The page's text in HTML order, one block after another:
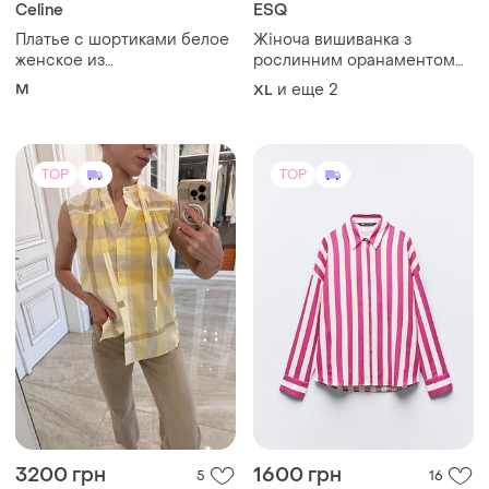
TOP
3200 грн 5
3400 грн -6%
Сорочка burberry оригінал
xs
ХS
TOP
1600 грн 16
ZARA
Сорочка у смужку оверсайз
и еще 2